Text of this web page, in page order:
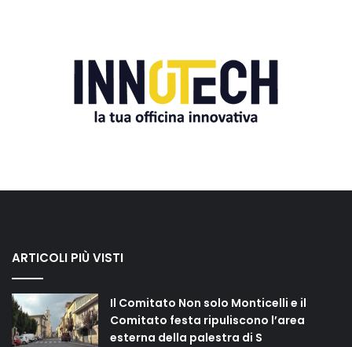
ARTICOLI PIÙ VISTI
Il Comitato Non solo Monticelli e il
Comitato festa ripuliscono l’area
esterna della palestra di S